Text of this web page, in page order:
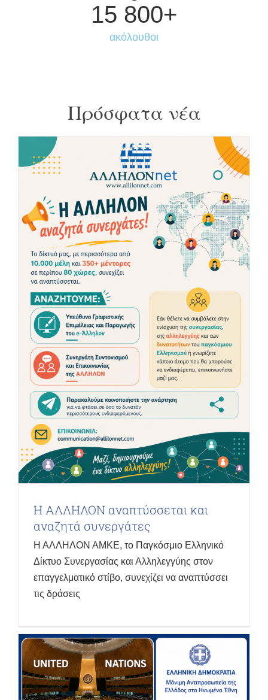
15 800+
ακόλουθοι
Πρόσφατα νέα
Η ΑΛΛΗΛΟΝ αναπτύσσεται και
αναζητά συνεργάτες
Η ΑΛΛΗΛΟΝ ΑΜΚΕ, το Παγκόσμιο Ελληνικό
Δίκτυο Συνεργασίας και Αλληλεγγύης στον
επαγγελματικό στίβο, συνεχίζει να αναπτύσσει
τις δράσεις